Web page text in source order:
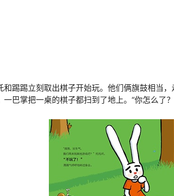
和踢踢立刻取出棋子开始玩。他们俩旗鼓相当
一巴掌把一桌的棋子都扫到了地上。“你怎么了？